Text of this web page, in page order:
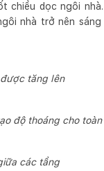
chiều dọc ngôi
nhà trở nên
tăng lên
độ thoáng cho
các tầng